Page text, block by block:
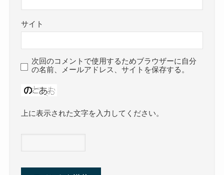
サイト
次回のコメントで使用するためブラウザーに自分
の名前、メールアドレス、サイトを保存する。
上に表示された文字を入力してください。